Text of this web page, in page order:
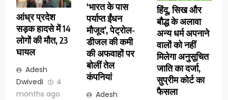
आंध्र प्रदेश
सड़क हादसे में 14
लोगों की मौत, 23
घायल
Adesh
Dwivedi
4
months ago
‘भारत के पास
पर्याप्त ईंधन
मौजूद’, पेट्रोल-
डीजल की कमी
की अफवाहों पर
बोलीं तेल
कंपनियां
Adesh
हिंदू, सिख और
बौद्ध के अलावा
अन्य धर्म अपनाने
वालों को नहीं
मिलेगा अनुसूचित
जाति का दर्जा,
सुप्रीम कोर्ट का
फैसला